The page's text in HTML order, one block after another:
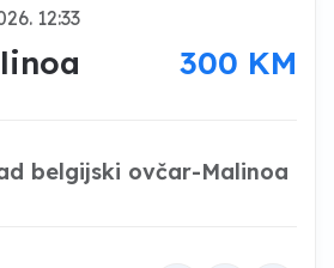
12:33
300 KM
belgijski ovčar-Malinoa